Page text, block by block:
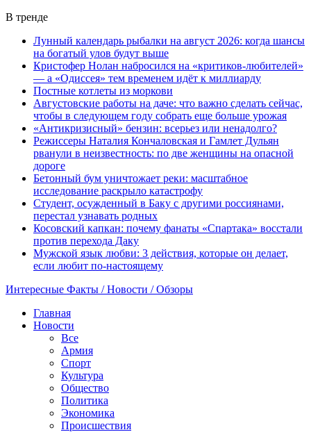
В тренде
Лунный календарь рыбалки на август 2026: когда шансы
на богатый улов будут выше
Кристофер Нолан набросился на «критиков-любителей»
— а «Одиссея» тем временем идёт к миллиарду
Постные котлеты из моркови
Августовские работы на даче: что важно сделать сейчас,
чтобы в следующем году собрать еще больше урожая
«Антикризисный» бензин: всерьез или ненадолго?
Режиссеры Наталия Кончаловская и Гамлет Дульян
рванули в неизвестность: по две женщины на опасной
дороге
Бетонный бум уничтожает реки: масштабное
исследование раскрыло катастрофу
Студент, осужденный в Баку с другими россиянами,
перестал узнавать родных
Косовский капкан: почему фанаты «Спартака» восстали
против перехода Даку
Мужской язык любви: 3 действия, которые он делает,
если любит по-настоящему
Интересные Факты / Новости / Обзоры
Главная
Новости
Все
Армия
Спорт
Культура
Общество
Политика
Экономика
Происшествия